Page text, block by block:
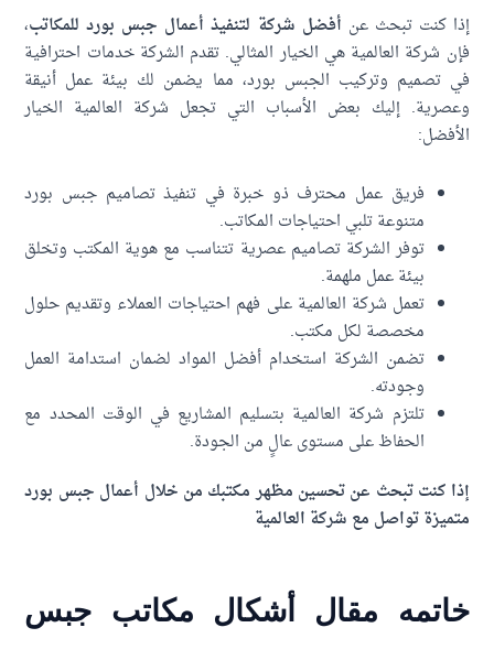
كنت تبحث عنأفضل شركة لتنفيذ أعمال جبس بورد للمكاتب،
شركة العالمية هي الخيار المثالي. تقدم الشركة خدمات احترافية
تصميم وتركيب الجبس بورد، مما يضمن لك بيئة عمل أنيقة
إليك بعض الأسباب التي تجعل شركة العالمية الخيار
فريق عمل محترف ذو خبرة في تنفيذ تصاميم جبس بورد
متنوعة تلبي احتياجات المكاتب.
توفر الشركة تصاميم عصرية تتناسب مع هوية المكتب وتخلق
بيئة عمل ملهمة.
تعمل شركة العالمية على فهم احتياجات العملاء وتقديم حلول
مخصصة لكل مكتب.
تضمن الشركة استخدام أفضل المواد لضمان استدامة العمل
وجودته.
تلتزم شركة العالمية بتسليم المشاريع في الوقت المحدد مع
الحفاظ على مستوى عالٍ من الجودة.
كنت تبحث عن تحسين مظهر مكتبك من خلال أعمال جبس بورد
تواصل مع شركة العالمية
مقال أشكال مكاتب جبس